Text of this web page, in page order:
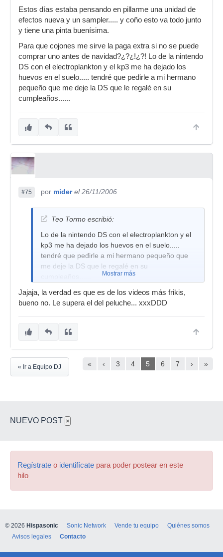
Estos días estaba pensando en pillarme una unidad de
efectos nueva y un sampler..... y coño esto va todo junto
y tiene una pinta buenísima.
Para que cojones me sirve la paga extra si no se puede
comprar uno antes de navidad?¿?¿!¿?! Lo de la nintendo
DS con el electroplankton y el kp3 me ha dejado los
huevos en el suelo..... tendré que pedirle a mi hermano
pequeño que me deje la DS que le regalé en su
cumpleaños......
#75 por mider el 26/11/2006
Teo Tormo escribió:
Lo de la nintendo DS con el electroplankton y el
kp3 me ha dejado los huevos en el suelo.....
tendré que pedirle a mi hermano pequeño que
me deje la DS que le regalé en su
Mostrar más
Jajaja, la verdad es que es de los videos más frikis,
bueno no. Le supera el del peluche... xxxDDD
« ‹ 3 4 5 6 7 › »
« Ir a Equipo DJ
NUEVO POST ×
Regístrate o identifícate para poder postear en este
hilo
© 2026 Hispasonic Sonic Network Vende tu equipo
Quiénes somos
Avisos legales
Contacto